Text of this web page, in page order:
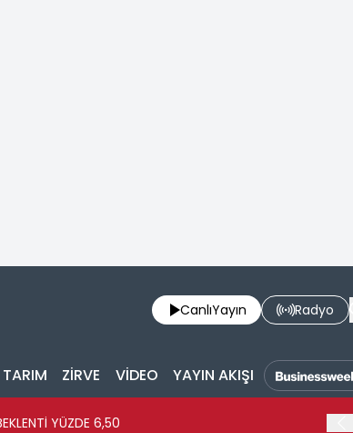
CanlıYayın Radyo
TARIM ZİRVE VİDEO YAYIN AKIŞI
YÜZDE 6,50